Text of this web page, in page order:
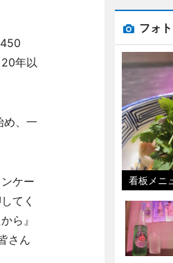
年以
め、一
ケー
てく
ら』
さん
フォ
看板メニ